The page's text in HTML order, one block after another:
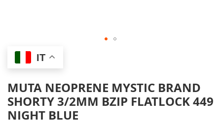
IT
MUTA NEOPRENE MYSTIC BRAND
SHORTY 3/2MM BZIP FLATLOCK 449
NIGHT BLUE
Skip
the
of
the
images
gallery